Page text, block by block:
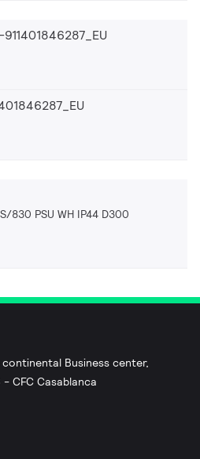
830 PSU WH IP44 D300
Business center,
CFC Casablanca